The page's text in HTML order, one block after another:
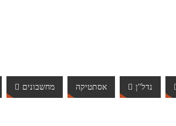
נדל"ן אסתטיקה מחשבונים